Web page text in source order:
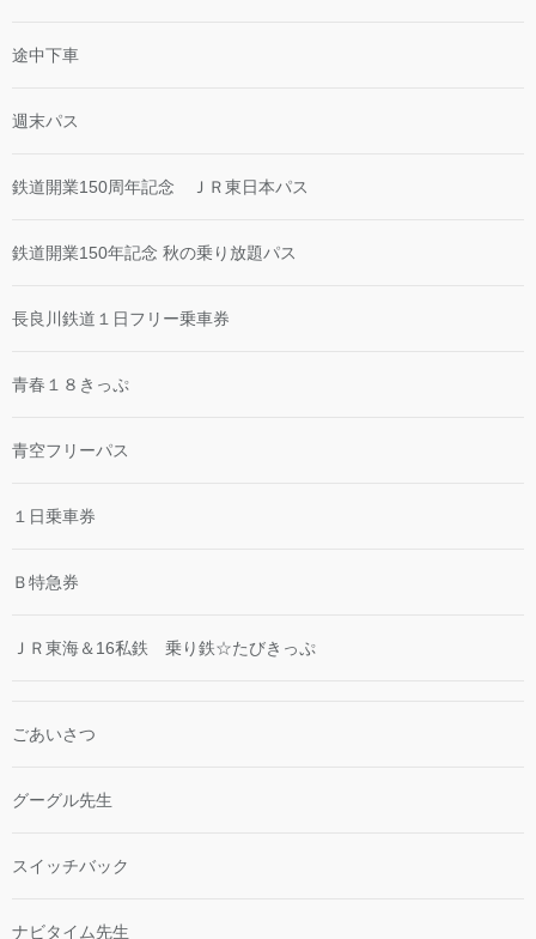
途中下車
週末パス
鉄道開業150周年記念 ＪＲ東日本パス
鉄道開業150年記念 秋の乗り放題パス
長良川鉄道１日フリー乗車券
青春１８きっぷ
青空フリーパス
１日乗車券
Ｂ特急券
ＪＲ東海＆16私鉄 乗り鉄☆たびきっぷ
ごあいさつ
グーグル先生
スイッチバック
ナビタイム先生